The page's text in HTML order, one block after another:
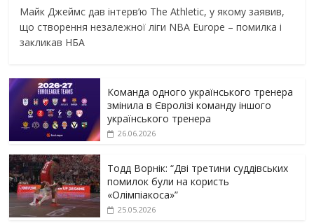
Майк Джеймс дав інтерв’ю The Athletic, у якому заявив,
що створення незалежної ліги NBA Europe – помилка і
закликав НБА
Команда одного українського тренера
змінила в Євролізі команду іншого
українського тренера
26.06.2026
Тодд Ворнік: “Дві третини суддівських
помилок були на користь
«Олімпіакоса»”
25.05.2026